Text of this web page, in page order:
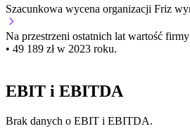
Szacunkowa wycena organizacji Friz
Na przestrzeni ostatnich lat wartość
• 49 189 zł w 2023 roku.
EBIT i EBITDA
Brak danych o EBIT i EBITDA.